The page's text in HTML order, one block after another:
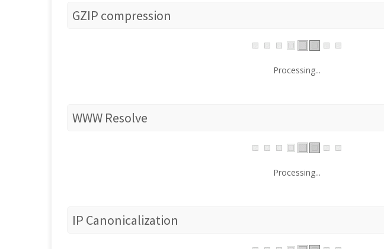
GZIP compression
Processing...
WWW Resolve
Processing...
IP Canonicalization